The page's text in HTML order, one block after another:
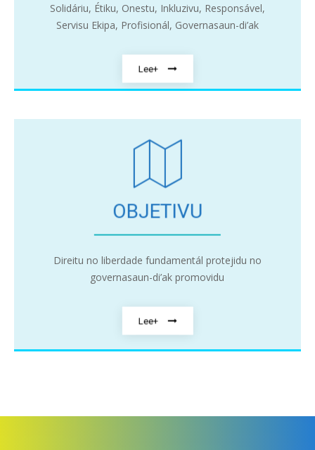
Solidáriu, Étiku, Onestu, Inkluzivu, Responsável,
Servisu Ekipa, Profisionál, Governasaun-di’ak
Lee+
OBJETIVU
Direitu no liberdade fundamentál protejidu no
governasaun-di’ak promovidu
Lee+